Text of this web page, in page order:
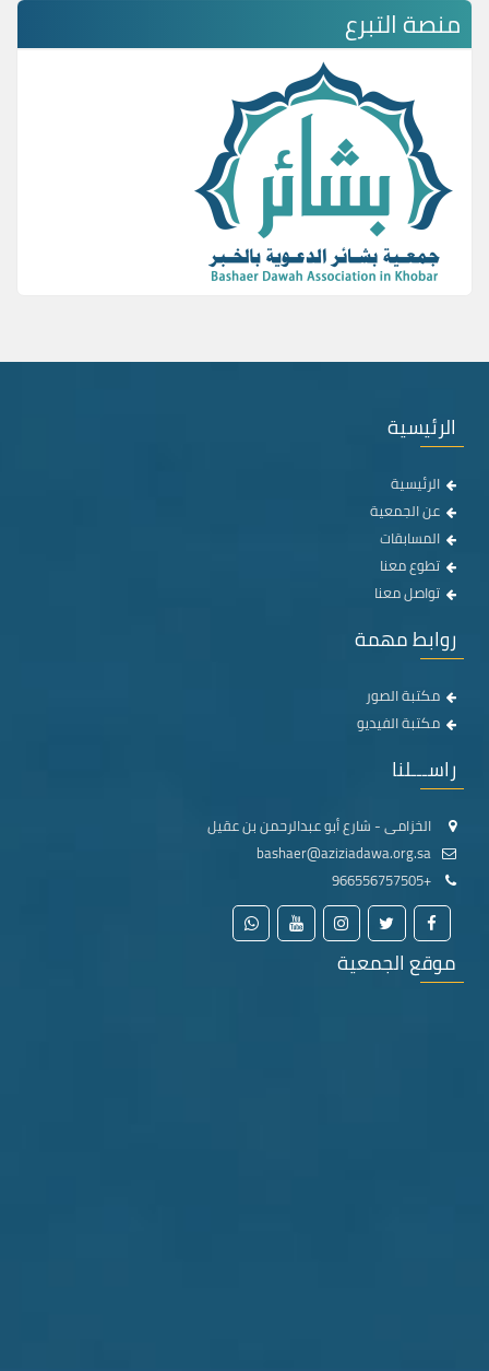
منصة التبرع
الرئيسية
الرئيسية
عن الجمعية
المسابقات
تطوع معنا
تواصل معنا
روابط مهمة
مكتبة الصور
مكتبة الفيديو
راســـلنا
الخزامى - شارع أبو عبدالرحمن بن عقيل
+966556757505
موقع الجمعية